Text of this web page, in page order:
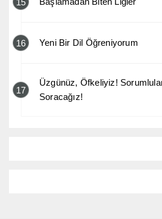
15
16 Yeni Bir Dil Öğreniyorum
17
Üzgünüz, Öfkeliyiz!
Soracağız!